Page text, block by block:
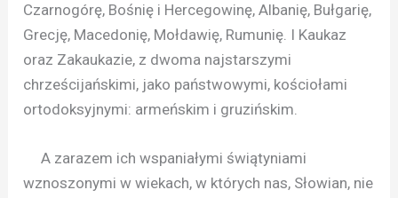
Czarnogórę, Bośnię i Hercegowinę, Albanię, Bułgarię,
Grecję, Macedonię, Mołdawię, Rumunię. I Kaukaz
oraz Zakaukazie, z dwoma najstarszymi
chrześcijańskimi, jako państwowymi, kościołami
ortodoksyjnymi: armeńskim i gruzińskim.
A zarazem ich wspaniałymi świątyniami
wznoszonymi w wiekach, w których nas, Słowian, nie